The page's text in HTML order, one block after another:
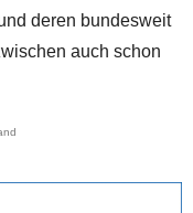
deren bundesweit
auch schon